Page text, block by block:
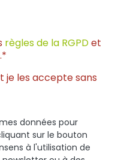
règles de la RGPDet
je les accepte sans
données pour
sur le bouton
à l'utilisation de